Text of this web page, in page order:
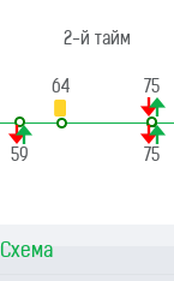
2-й тайм
64 75
59
75
Схема